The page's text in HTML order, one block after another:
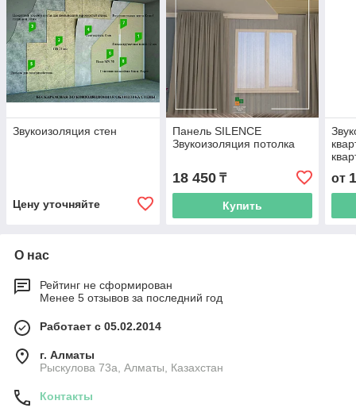
Звукоизоляция стен
Цену уточняйте
Панель SILENCE
Звукоизоляция потолка
18 450₸
Купить
от
О нас
Рейтинг не сформирован
Менее 5 отзывов за последний год
Работает с 05.02.2014
г. Алматы
Рыскулова 73а, Алматы, Казахстан
Контакты